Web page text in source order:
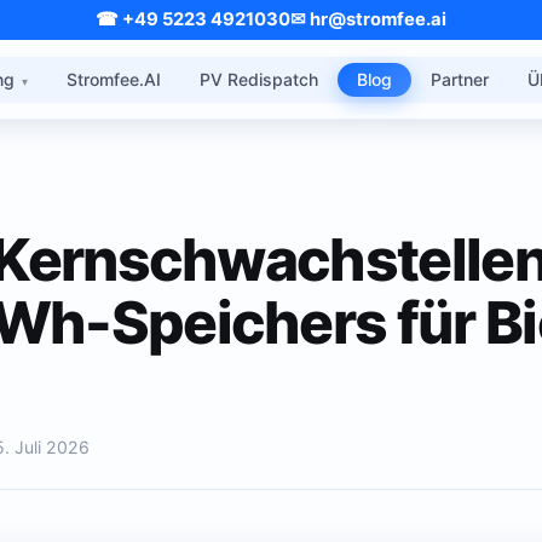
☎ +49 5223 4921030✉ hr@stromfee.ai
Stromfee.AI PV Redispatch Blog Partner
Speichers für
Juli 2026